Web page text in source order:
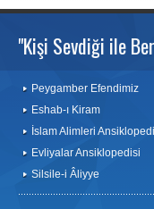
"Kişi Sevdiği ile
Peygamber Efendimiz
Eshab-ı Kiram
İslam Alimleri
Evliyalar Ansiklopedisi
Silsile-i Âliyye